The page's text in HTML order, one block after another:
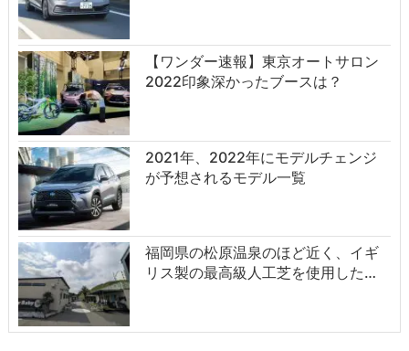
【ワンダー速報】東京オートサロン
2022印象深かったブースは？
2021年、2022年にモデルチェンジ
が予想されるモデル一覧
福岡県の松原温泉のほど近く、イギ
リス製の最高級人工芝を使用した…